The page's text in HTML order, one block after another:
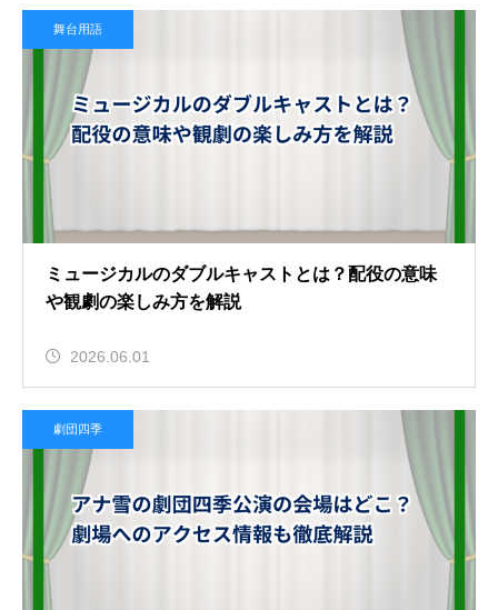
舞台用語
ミュージカルのダブルキャストとは？配役の意味
や観劇の楽しみ方を解説
2026.06.01
劇団四季